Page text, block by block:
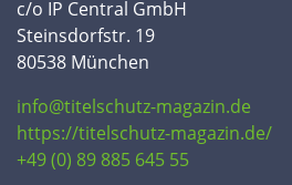
c/o IP Central GmbH
Steinsdorfstr. 19
80538 München
info@titelschutz-magazin.de
https://titelschutz-magazin.de/
+49 (0) 89 885 645 55